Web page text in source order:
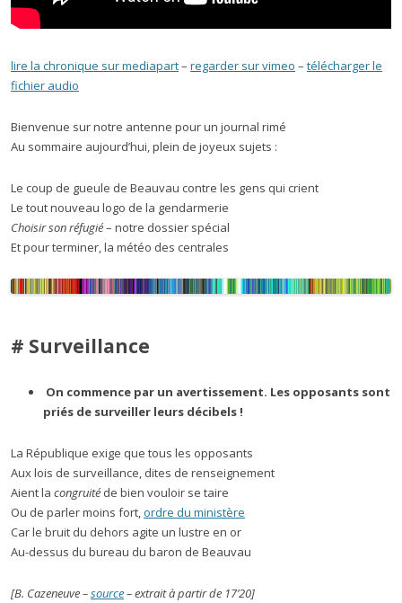
lire la chronique sur mediapart– regarder sur vimeo – télécharger le
fichier audio
Bienvenue sur notre antenne pour un journal rimé
Au sommaire aujourd’hui, plein de joyeux sujets :
Le coup de gueule de Beauvau contre les gens qui crient
Le tout nouveau logo de la gendarmerie
Choisir son réfugié– notre dossier spécial
Et pour terminer, la météo des centrales
# Surveillance
On commence par un avertissement. Les opposants sont
priés de surveiller leurs décibels !
La République exige que tous les opposants
Aux lois de surveillance, dites de renseignement
Aient la congruité de bien vouloir se taire
Ou de parler moins fort,ordre du ministère
Car le bruit du dehors agite un lustre en or
Au-dessus du bureau du baron de Beauvau
[B. Cazeneuve –source– extrait à partir de 17’20]